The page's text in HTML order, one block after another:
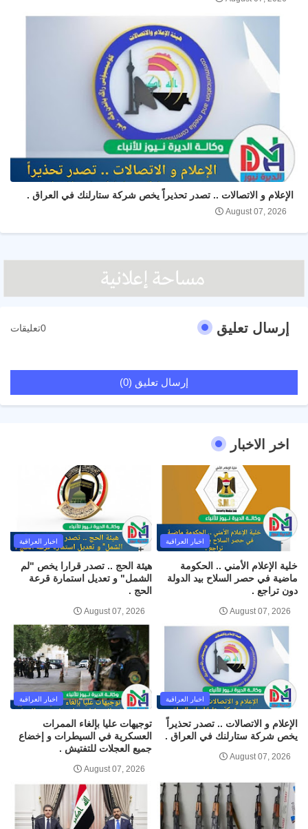
الإعلام و الاتصالات .. تصدر تحذيراً يخص شركة ستارلنك في العراق .
August 07, 2026
إرسال تعليق 0تعليقات
إرسال تعليق (0)
اخر الاخبار
اخبار العراقية
خلية الإعلام الأمني .. الحكومة
ماضية في حصر السلاح بيد الدولة
دون تراجع .
August 07, 2026
اخبار العراقية
هيئة الحج .. تصدر قرارا يخص "لم
الشمل" و تعديل استمارة قرعة
الحج .
August 07, 2026
اخبار العراقية
الإعلام و الاتصالات .. تصدر تحذيراً
يخص شركة ستارلنك في العراق .
August 07, 2026
اخبار العراقية
توجيهات عليا بإلغاء الممرات
العسكرية في السيطرات و إخضاع
جميع العجلات للتفتيش .
August 07, 2026